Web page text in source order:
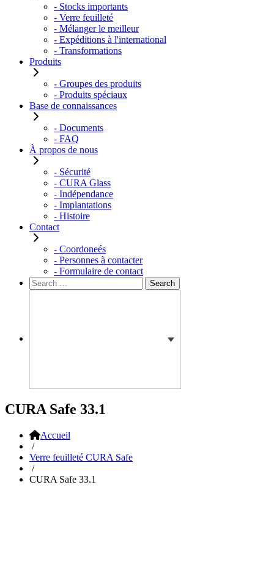
- Stocks importants
- Verre feuilleté
- Mélanger le meilleur
- Expéditions à l'international
- Transformations
Produits
- Groupes des produits
- Produits spéciaux
Base de connaissances
- Documents
- FAQ
À propos de nous
- Sécurité
- CURA Glass
- Indépendance
- Implantations
- Histoire
Contact
- Coordoneés
- Personnes à contacter
- Formulaire de contact
Rechercher :
Search
CURA Safe 33.1
Accueil
/
Verre feuilleté CURA Safe
/
CURA Safe 33.1